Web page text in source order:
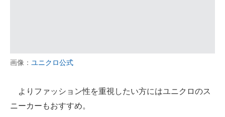
画像： ユニクロ公式
よりファッション性を重視したい方にはユニクロのス
ニーカーもおすすめ。